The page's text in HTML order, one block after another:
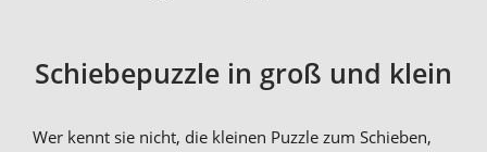
Schiebepuzzle in groß und klein
Wer kennt sie nicht, die kleinen Puzzle zum Schieben,